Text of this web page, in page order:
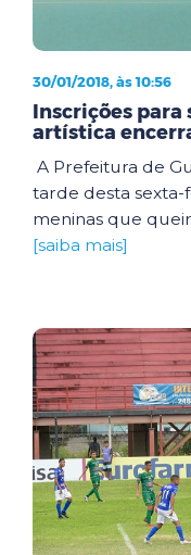
30/01/2018, às 10:56
Inscrições
artística
A Prefeitura de
tarde desta sexta-
meninas que
[saiba mais]